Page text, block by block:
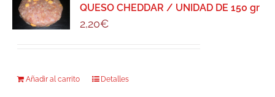
QUESO CHEDDAR / UNIDAD DE 150 gr
2,20€
Añadir al carrito Detalles